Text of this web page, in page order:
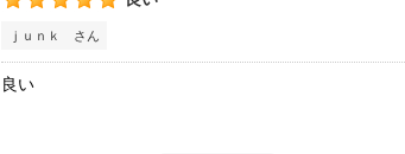
ｊｕｎｋ さん
良い